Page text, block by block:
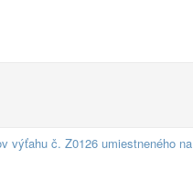
výťahu č. Z0126 umiestneného na